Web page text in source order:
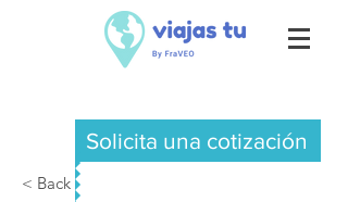
Solicita una cotización
< Back